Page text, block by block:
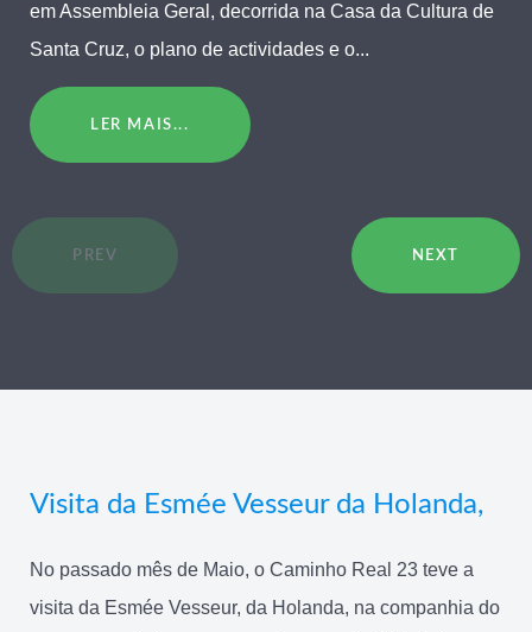
em Assembleia Geral, decorrida na Casa da Cultura de
Santa Cruz, o plano de actividades e o...
LER MAIS...
PREV NEXT
Visita da Esmée Vesseur da Holanda,
No passado mês de Maio, o Caminho Real 23 teve a
visita da Esmée Vesseur, da Holanda, na companhia do